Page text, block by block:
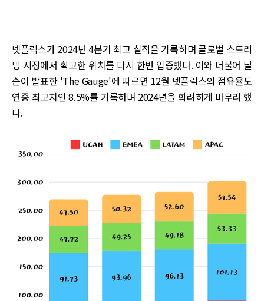
넷플릭스가 2024년 4분기 최고 실적을 기록하며 글로벌 스트리
밍 시장에서 확고한 위치를 다시 한번 입증했다. 이와 더불어 닐
슨이 발표한 'The Gauge'에 따르면 12월 넷플릭스의 점유율도
연중 최고치인 8.5%를 기록하며 2024년을 화려하게 마무리 했
다.